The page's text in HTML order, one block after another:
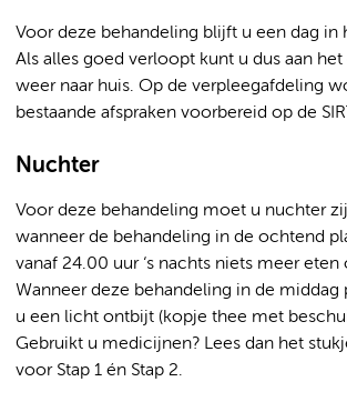
Voor deze behandeling blijft u een dag in
Als alles goed verloopt kunt u dus aan het
weer naar huis. Op de verpleegafdeling
bestaande afspraken voorbereid op de
Nuchter
Voor deze behandeling moet u nuchter
wanneer de behandeling in de ochtend
vanaf 24.00 uur ‘s nachts niets meer eten
Wanneer deze behandeling in de middag
u een licht ontbijt (kopje thee met
Gebruikt u medicijnen? Lees dan het
voor Stap 1 én Stap 2.